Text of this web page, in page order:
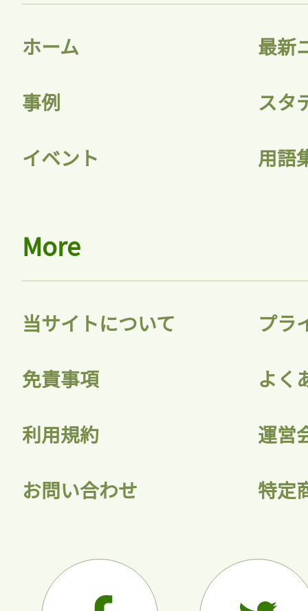
ホーム 最新
事例 スタ
イベント 用語
More
当サイトについて プラ
免責事項 よく
利用規約 運営
お問い合わせ 特定